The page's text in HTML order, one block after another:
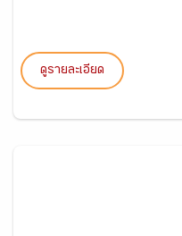
ดูรายละเอียด